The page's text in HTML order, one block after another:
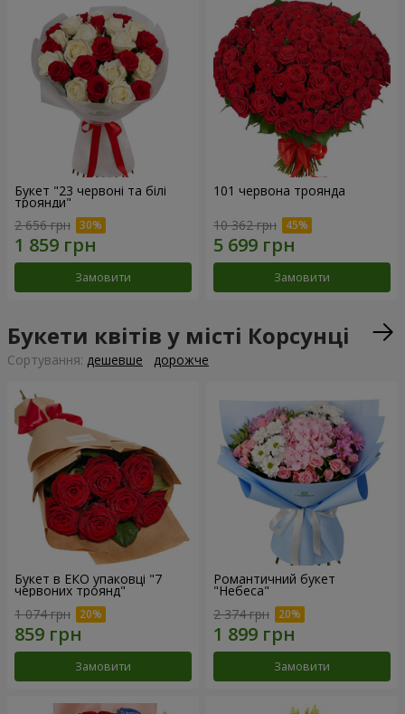
Букет "23 червоні та білі
троянди"
2 656 грн
Замовити
101 червона троянда
10 362 грн
Замовити
Букети квітів у місті Корсунці
Сортування: дешевше дорожче
Букет в ЕКО упаковці "7
червоних троянд"
1 074 грн
Замовити
Романтичний букет
"Небеса"
2 374 грн
Замовити